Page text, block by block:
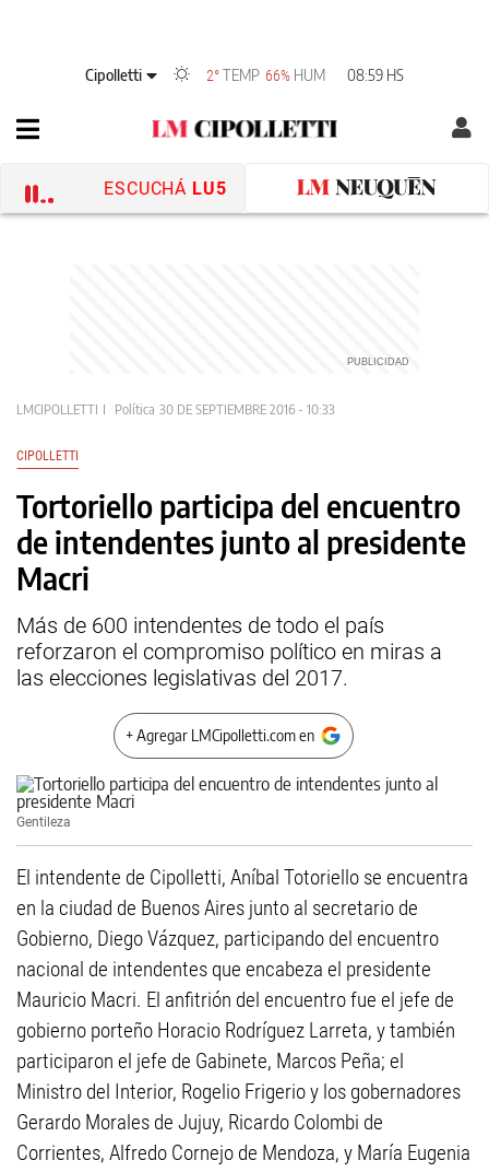
Cipolletti 2°TEMP 66% HUM 08:59 HS
ESCUCHÁ LU5
LMCIPOLLETTI Política 30 DE SEPTIEMBRE 2016 - 10:33
CIPOLLETTI
Tortoriello participa del encuentro
de intendentes junto al presidente
Macri
Más de 600 intendentes de todo el país
reforzaron el compromiso político en miras a
las elecciones legislativas del 2017.
+ Agregar LMCipolletti.com en
Gentileza
El intendente de Cipolletti, Aníbal Totoriello se encuentra
en la ciudad de Buenos Aires junto al secretario de
Gobierno, Diego Vázquez, participando del encuentro
nacional de intendentes que encabeza el presidente
Mauricio Macri. El anfitrión del encuentro fue el jefe de
gobierno porteño Horacio Rodríguez Larreta, y también
participaron el jefe de Gabinete, Marcos Peña; el
Ministro del Interior, Rogelio Frigerio y los gobernadores
Gerardo Morales de Jujuy, Ricardo Colombi de
Corrientes, Alfredo Cornejo de Mendoza, y María Eugenia